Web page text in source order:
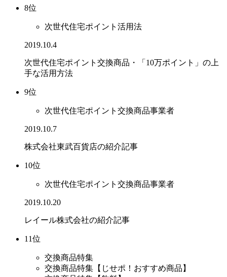
8位
次世代住宅ポイント活用法
2019.10.4
次世代住宅ポイント交換商品・「10万ポイント」の上
手な活用方法
9位
次世代住宅ポイント交換商品事業者
2019.10.7
株式会社東武百貨店の紹介記事
10位
次世代住宅ポイント交換商品事業者
2019.10.20
レイール株式会社の紹介記事
11位
交換商品特集
交換商品特集【じせポ！おすすめ商品】